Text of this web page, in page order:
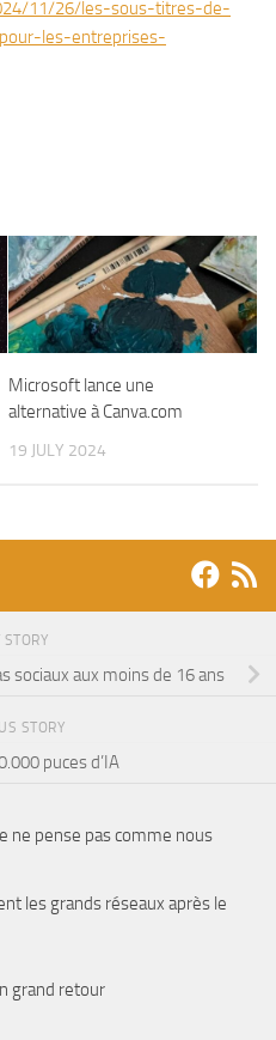
11/26/les-sous-titres-de-
les-entreprises-
Microsoft lance une
alternative à Canva.com
19 JULY 2024
STORY
sociaux aux moins de 16 ans
STORY
puces d’IA
ne pense pas comme nous
les grands réseaux après le
grand retour